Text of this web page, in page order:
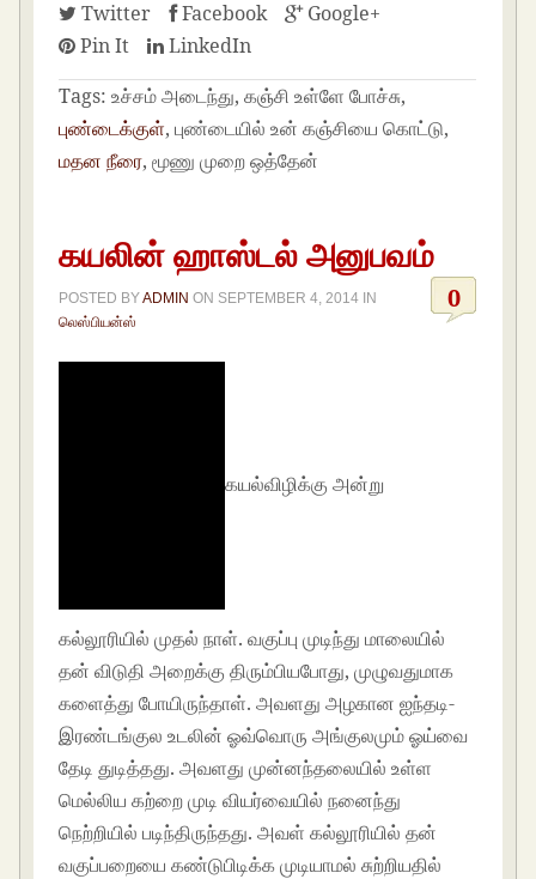
Twitter Facebook
Google+
Pin It
LinkedIn
Tags: உச்சம் அடைந்து, கஞ்சி உள்ளே போச்சு,
புண்டைக்குள், புண்டையில் உன் கஞ்சியை கொட்டு,
மதன நீரை, மூணு முறை ஒத்தேன்
கயலின் ஹாஸ்டல் அனுபவம்
0
POSTED BY ADMIN ON SEPTEMBER 4, 2014 IN
லெஸ்பியன்ஸ்
கயல்விழிக்கு அன்று
கல்லூரியில் முதல் நாள். வகுப்பு முடிந்து மாலையில்
தன் விடுதி அறைக்கு திரும்பியபோது, முழுவதுமாக
களைத்து போயிருந்தாள். அவளது அழகான ஐந்தடி-
இரண்டங்குல உடலின் ஓவ்வொரு அங்குலமும் ஓய்வை
தேடி துடித்தது. அவளது முன்னந்தலையில் உள்ள
மெல்லிய கற்றை முடி வியர்வையில் நனைந்து
நெற்றியில் படிந்திருந்தது. அவள் கல்லூரியில் தன்
வகுப்பறையை கண்டுபிடிக்க முடியாமல் சுற்றியதில்